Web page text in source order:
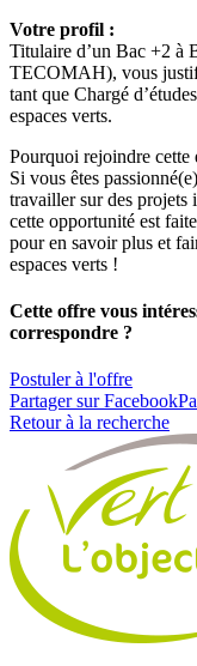
Votre profil :
Titulaire d’un Bac +2 à
TECOMAH), vous
tant que Chargé
espaces verts.
Pourquoi rejoindre cette
Si vous êtes
travailler sur des projets
cette opportunité est
pour en savoir plus et
espaces verts !
Cette offre vous
correspondre ?
Postuler à l'offre
Partager sur Facebook
Retour à la recherche